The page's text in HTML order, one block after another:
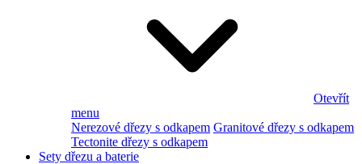
Otevřít
menu
Nerezové dřezy s odkapem Granitové dřezy s odkapem
Tectonite dřezy s odkapem
Sety dřezu a baterie